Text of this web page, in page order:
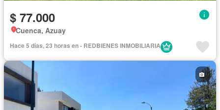
$ 77.000
Cuenca, Azuay
Hace 5 días, 23 horas en - REDBIENES INMOBILIARIA